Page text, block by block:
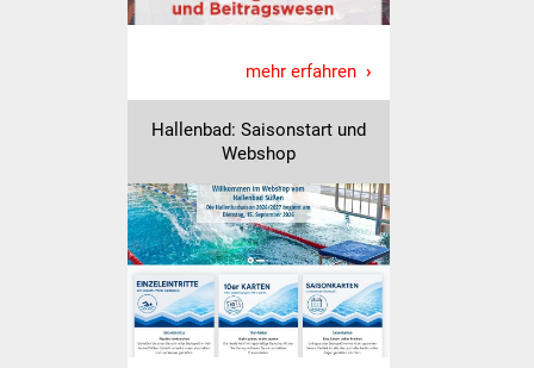
Lokale Agenda
Jugendhaus
Fachteam Jugend
Kinder- und
Familienzentrum
Stadtwerke
mehr erfahren
Hallenbad: Saisonstart und
Webshop